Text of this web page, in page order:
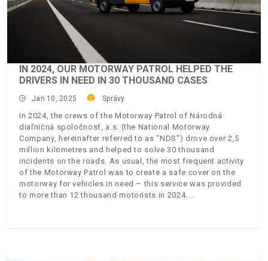
IN 2024, OUR MOTORWAY PATROL HELPED THE
DRIVERS IN NEED IN 30 THOUSAND CASES
Jan 10, 2025 Správy
In 2024, the crews of the Motorway Patrol of Národná
diaľničná spoločnosť, a.s. (the National Motorway
Company, hereinafter referred to as “NDS”) drove over 2,5
million kilometres and helped to solve 30 thousand
incidents on the roads. As usual, the most frequent activity
of the Motorway Patrol was to create a safe cover on the
motorway for vehicles in need – this service was provided
to more than 12 thousand motorists in 2024.